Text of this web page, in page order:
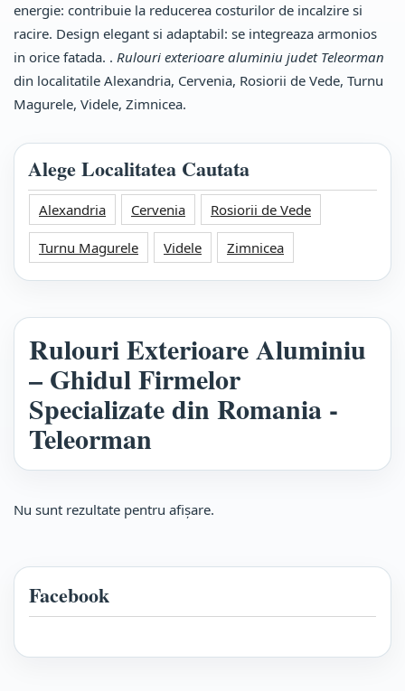
energie: contribuie la reducerea costurilor de incalzire si
racire. Design elegant si adaptabil: se integreaza armonios
in orice fatada. . Rulouri exterioare aluminiu judet Teleorman
din localitatile Alexandria, Cervenia, Rosiorii de Vede, Turnu
Magurele, Videle, Zimnicea.
Alege Localitatea Cautata
Alexandria Cervenia Rosiorii de Vede
Turnu Magurele Videle Zimnicea
Rulouri Exterioare Aluminiu
– Ghidul Firmelor
Specializate din Romania -
Teleorman
Nu sunt rezultate pentru afişare.
Facebook